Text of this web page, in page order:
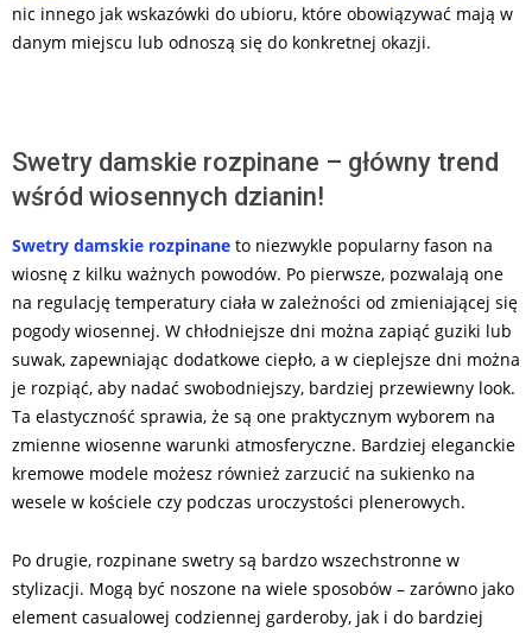
nic innego jak wskazówki do ubioru, które obowiązywać mają w
danym miejscu lub odnoszą się do konkretnej okazji.
Swetry damskie rozpinane – główny trend
wśród wiosennych dzianin!
Swetry damskie rozpinane to niezwykle popularny fason na
wiosnę z kilku ważnych powodów. Po pierwsze, pozwalają one
na regulację temperatury ciała w zależności od zmieniającej się
pogody wiosennej. W chłodniejsze dni można zapiąć guziki lub
suwak, zapewniając dodatkowe ciepło, a w cieplejsze dni można
je rozpiąć, aby nadać swobodniejszy, bardziej przewiewny look.
Ta elastyczność sprawia, że są one praktycznym wyborem na
zmienne wiosenne warunki atmosferyczne. Bardziej eleganckie
kremowe modele możesz również zarzucić na sukienko na
wesele w kościele czy podczas uroczystości plenerowych.
Po drugie, rozpinane swetry są bardzo wszechstronne w
stylizacji. Mogą być noszone na wiele sposobów – zarówno jako
element casualowej codziennej garderoby, jak i do bardziej